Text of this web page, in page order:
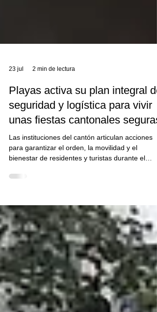
23 jul 2 min de lectura
Playas activa su plan integral de
seguridad y logística para vivir
unas fiestas cantonales seguras
Las instituciones del cantón articulan acciones
bienestar de residentes y turistas durante el